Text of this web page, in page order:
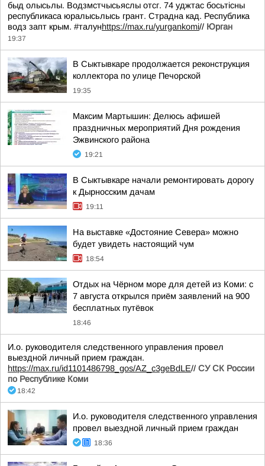
быд олысьлы. Водзмстчысьяслы отсг. 74 уджтас босьтiсны
республикаса юралысьлысь грант. Страдна кад. Республика
водз запт крым. #талунhttps://max.ru/yurgankomi// Юрган
19:37
В Сыктывкаре продолжается реконструкция
коллектора по улице Печорской
19:35
Максим Мартышин: Делюсь афишей
праздничных мероприятий Дня рождения
Эжвинского района
19:21
В Сыктывкаре начали ремонтировать дорогу
к Дырносским дачам
19:11
На выставке «Достояние Севера» можно
будет увидеть настоящий чум
18:54
Отдых на Чёрном море для детей из Коми: с
7 августа открылся приём заявлений на 900
бесплатных путёвок
18:46
И.о. руководителя следственного управления провел
выездной личный прием граждан.
https://max.ru/id1101486798_gos/AZ_c3geBdLE// СУ СК России
по Республике Коми
18:42
И.о. руководителя следственного управления
провел выездной личный прием граждан
18:36